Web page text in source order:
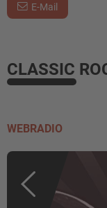
E-Mail
CLASSIC
WEBRADIO